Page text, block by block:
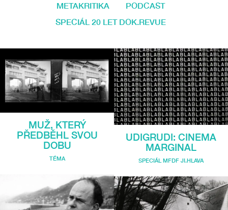
METAKRITIKA
PODCAST
SPECIÁL 20 LET DOK.REVUE
MUŽ, KTERÝ
PŘEDBĚHL SVOU
DOBU
TÉMA
UDIGRUDI: CINEMA
MARGINAL
SPECIÁL MFDF JI.HLAVA